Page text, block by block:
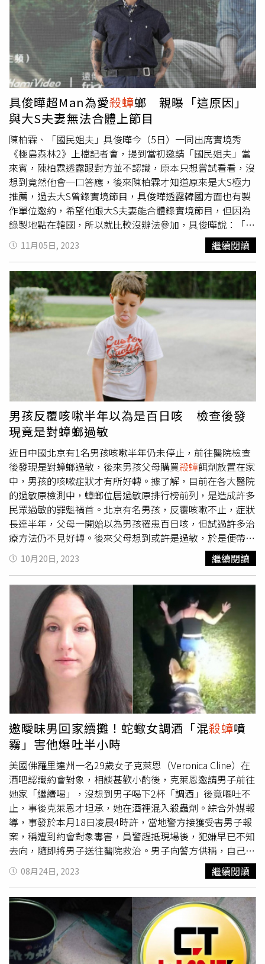
活得好好地啊！」蟑螂還有一項最強的特異功能，就是對於
殺蟲劑能迅速產生抗藥性，其中又以德國蟑螂最強。根據
《經濟昆蟲學》期刊刊登的一篇報導，指出在美國加州南部
某些民宅中的德國蟑螂，在接觸到5種常用的殺蟲劑時還能
安然存活。美國普度大學昆蟲系教授沙爾夫（Michael
Scharf）認為，對抗蟑螂除了用藥，還要用其它方式，例如
誘捕或用吸塵器，其中保持環境衛生才是根本之道，多管齊
下才可能杜絕蟑螂。
的問題。」台大昆蟲系徐爾烈教授則建議拿拖鞋打完蟑螂之
後，要以酒精或漂白水徹底消毒地板與拖鞋。徐爾烈也曾澄
清並非所有母蟑螂被踩爆後會跑出小小強，「要看蟑螂品
種，居家常見的如德國蟑螂，卵莢會掛在母蟑螂身上，孵化
後再爬出來，其他如美洲蟑螂、澳洲蟑螂、棕帶蟑螂等都有
卵鞘，產卵後需要約1個月孵化，因此不會打死後跑出小蟑
螂。」「巡倒清刷」是最有效的除蚊方式，例如一個水盆就
可能藏有上萬隻孑孓，建議倒掉積水，再徹底刷去蟲卵。
（圖／報系資料照）除了蟑螂之外，夏天也是蚊子孳生的季
節，余夏建議使用經衛福部核可含有DEET成分的防蚊液，
如果擔心睡覺時被叮咬，可以選用嬰兒使用的防蚊液塗抹在
皮膚上預防，或乾脆使用蚊帳。「如果是使用捕蚊燈，除了
在1~2坪的空間才有效，最好也要選擇吸入式，因為電擊式
的會有火花，萬一遇到瓦斯外洩會發生危險。」余夏提醒，
要減少家中的蚊子，就要做到「巡、倒、清、刷」，包括花
盆、冷氣室外機排水管等，除了倒掉積水，也要刷洗才能除
去蟲卵。另外，包括紗窗孔隙、門縫也都是蚊子進入家裡的
「通道」，可選用較密的紗窗、或在門下方加裝棉條，才能
杜絕蚊害。
具俊曄超Man為愛殺蟑螂 親曝「這原因」
與大S夫妻無法合體上節目
陳柏霖、「國民姐夫」具俊曄今（5日）一同出席實境秀
《極島森林2》上檔記者會，提到當初邀請「國民姐夫」當
來賓，陳柏霖透露跟對方並不認識，原本只想嘗試看看，沒
想到竟然他會一口答應，後來陳柏霖才知道原來是大S極力
推薦，過去大S曾錄實境節目，具俊曄透露韓國方面也有製
作單位邀約，希望他跟大S夫妻能合體錄實境節目，但因為
錄製地點在韓國，所以就比較沒辦法參加，具俊曄說：「一
開始大S跟我說陳柏霖長得很帥、很善良，覺得兩人應該親
近的起來，強力建議我去上節目。」而第一天錄影結束後，
大S還透過視訊電話親自跟陳柏霖打招呼。陳柏霖則稱讚具
俊曄有著「平易近人的氣場，覺得很幸福可以認識這樣的大
哥哥」，當天錄影上車了之後兩人邊開車邊聊，覺得非常投
契。具俊曄在山上看到夫妻樹非常有感，直言就像他跟大S
雖然分隔兩地，但感情依舊不分開。（圖／灰魚文化提供）
這次兩人前往太平山出外景，具俊曄見到山上的兩棵樹相當
有感，覺得看起來就像戀人一樣，「希望我跟熙媛也能跟這
兩棵樹一樣，幸福地度過百年萬年就好了」，具俊曄感性表
示當時看到兩棵樹分比較開，就像他跟大S雖然分隔兩地，
但就像樹底下的根連在一起，手牽著手感情依舊。陳柏霖、
「國民姐夫」具俊曄一同出席實境秀《極島森林2》上檔記
者會（圖／侯世駿攝）具俊曄說自己在韓國有當過兵，這次
錄製在台灣野外錄製實境秀，完全沒有適應上的問題，但笑
說老婆大S應該無法一同參與，「是想要大S去，但她非常怕
蟑螂，聽到蟑螂的『蟑』字就會怕，這次現場也滿多大小強
的，要帶她一起去應該滿困難」。 《極島森林2》11月12日
起每周日晚上8點在台視播出，同日晚上10點在LINE TV、
friDay影音、中華電信Hami video精彩上線。
11月05日, 2023 繼續閱讀
男孩反覆咳嗽半年以為是百日咳 檢查後發
現竟是對蟑螂過敏
近日中國北京有1名男孩咳嗽半年仍未停止，前往醫院檢查
後發現是對蟑螂過敏，後來男孩父母購買殺蟑餌劑放置在家
中，男孩的咳嗽症狀才有所好轉。據了解，目前在各大醫院
的過敏原檢測中，蟑螂位居過敏原排行榜前列，是造成許多
民眾過敏的罪魁禍首。北京有名男孩，反覆咳嗽不止，症狀
長達半年，父母一開始以為男孩罹患百日咳，但試過許多治
療方法仍不見好轉。後來父母想到或許是過敏，於是便帶男
孩到醫院進行igE過敏原檢測，男孩也因此被診斷出對蟑
螂、灰塵、塵蟎、貓毛、狗毛等物質過敏。事後男孩父母在
家中放置殺蟑餌劑，男孩的咳嗽症狀也有所好轉。杭州市第
一人民醫院主任沈凌指出，一般讓人過敏的物質，其本身是
1種蛋白質，不同的生物體上，成分可能有所不同。蟎蟲是
最常見的，而貓咪令人類過敏的原因，是牠們唾液裡含有的
1種蛋白質成分，可能誘發過敏的反應。此外，沈凌也坦
言，現代良好的生活環境，以及過度使用抗生素而導致免疫
失衡，是近年來全球人們過敏好發的主要原因。目前在各大
醫院的過敏原檢測中，蟑螂位居前列，也有檢測機構對吸入
性過敏原檢測案例做了統計，塵蟎以23％的占比排名第1，
蟑螂和花粉以5％的占比排名第2。
10月20日, 2023 繼續閱讀
邀曖昧男回家續攤！蛇蠍女調酒「混殺蟑噴
霧」害他爆吐半小時
美國佛羅里達州一名29歲女子克萊恩（Veronica Cline）在
酒吧認識約會對象，相談甚歡小酌後，克萊恩邀請男子前往
她家「繼續喝」，沒想到男子喝下2杯「調酒」後竟嘔吐不
止，事後克萊恩才坦承，她在酒裡混入殺蟲劑。綜合外媒報
導，事發於本月18日凌晨4時許，當地警方接獲受害男子報
案，稱遭到約會對象毒害，員警趕抵現場後，犯嫌早已不知
去向，隨即將男子送往醫院救治。男子向警方供稱，自己與
克萊恩本來在酒吧喝酒，但對方突然提議「和她回家繼續
喝」，沒想到他喝了2杯後竟開始不停嘔吐，症狀持續了半
小時才打電話求，且事發當下克萊恩向他坦承，在酒裡投放
了雷達噴霧殺蟲劑。對此，沃盧西亞郡警方當晚也火速逮捕
克萊恩，並依意圖殺人、傷害罪嫌將她收押，至於詳細事發
經過及犯案動機仍待進一步調查，目前也尚未傳出有關受害
人的最新病況。
08月24日, 2023 繼續閱讀